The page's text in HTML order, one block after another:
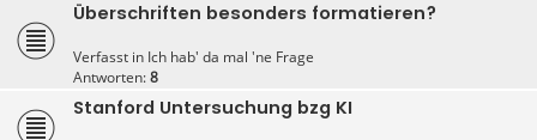
Überschriften besonders formatieren?
Verfasst in Ich hab' da mal 'ne Frage
Antworten:8
Stanford Untersuchung bzg KI